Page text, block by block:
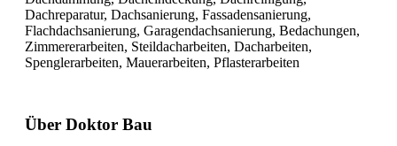
Dachreparatur, Dachsanierung, Fassadensanierung,
Flachdachsanierung, Garagendachsanierung, Bedachungen,
Zimmererarbeiten, Steildacharbeiten, Dacharbeiten,
Spenglerarbeiten, Mauerarbeiten, Pflasterarbeiten
Über Doktor Bau